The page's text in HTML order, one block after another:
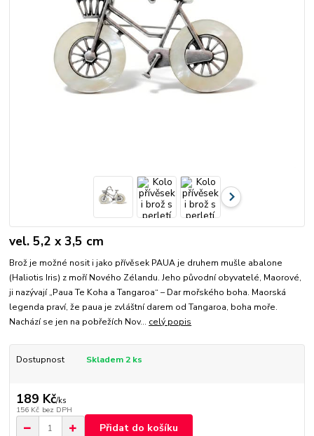
vel. 5,2 x 3,5 cm
Brož je možné nosit i jako přívěsek PAUA je druhem mušle abalone
(Haliotis Iris) z moří Nového Zélandu. Jeho původní obyvatelé, Maorové,
ji nazývají „Paua Te Koha a Tangaroa“ – Dar mořského boha. Maorská
legenda praví, že paua je zvláštní darem od Tangaroa, boha moře.
Nachází se jen na pobřežích Nov... celý popis
Dostupnost Skladem 2 ks
189 Kč/ks
156 Kč bez DPH
Přidat do košíku